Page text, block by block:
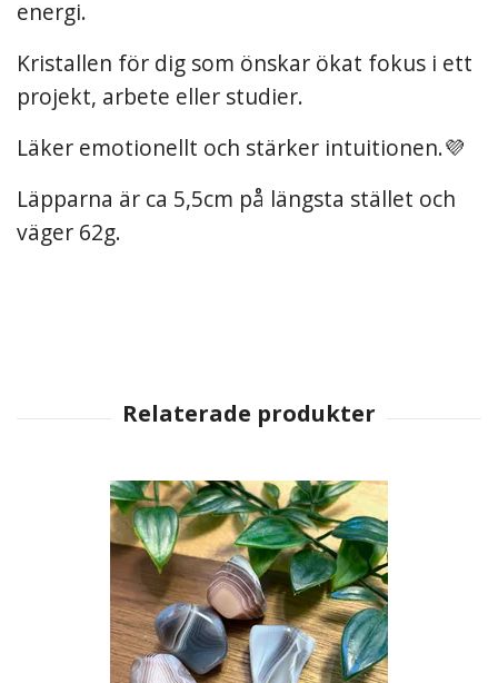
energi.
Kristallen för dig som önskar ökat fokus i ett
projekt, arbete eller studier.
Läker emotionellt och stärker intuitionen.💜
Läpparna är ca 5,5cm på längsta stället och
väger 62g.